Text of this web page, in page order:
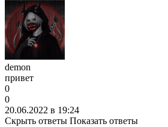
demon
привет
0
0
20.06.2022 в 19:24
Скрыть ответы Показать ответы